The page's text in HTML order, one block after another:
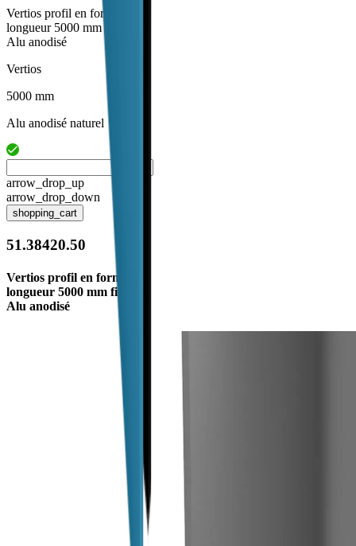
Vertios profil en forme L
longueur 5000 mm fix
Alu anodisé
Vertios
5000 mm
Alu anodisé naturel
arrow_drop_up
arrow_drop_down
shopping_cart
51.38420.50
Vertios profil en forme L
longueur 5000 mm fix
Alu anodisé